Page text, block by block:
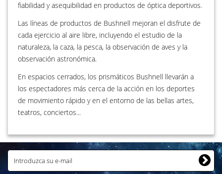
fiabilidad y asequibilidad en productos de óptica deportivos.
Las líneas de productos de Bushnell mejoran el disfrute de
cada ejercicio al aire libre, incluyendo el estudio de la
naturaleza, la caza, la pesca, la observación de aves y la
observación astronómica.
En espacios cerrados, los prismáticos Bushnell llevarán a
los espectadores más cerca de la acción en los deportes
de movimiento rápido y en el entorno de las bellas artes,
teatros, conciertos...